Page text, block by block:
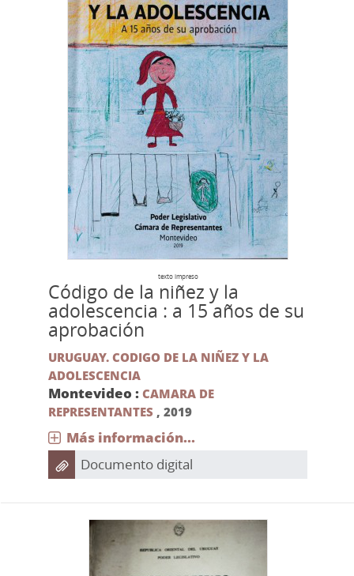
texto impreso
Código de la niñez y la
adolescencia : a 15 años de su
aprobación
URUGUAY. CODIGO DE LA NIÑEZ Y LA
ADOLESCENCIA
Montevideo : CAMARA DE
REPRESENTANTES , 2019
Más información...
Documento digital